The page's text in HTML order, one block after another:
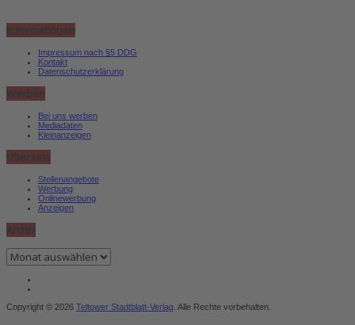
Informationen
Impressum nach §5 DDG
Kontakt
Datenschutzerklärung
Werben
Bei uns werben
Mediadaten
Kleinanzeigen
Über uns
Stellenangebote
Werbung
Onlinewerbung
Anzeigen
Archiv
Archiv
Copyright © 2026 Teltower Stadtblatt-Verlag . Alle Rechte vorbehalten.